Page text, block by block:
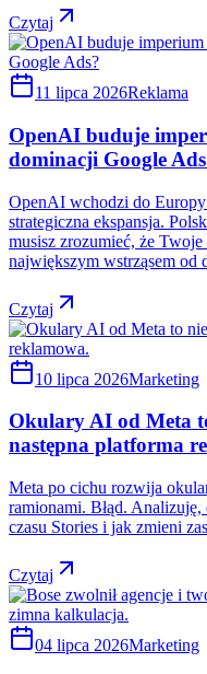
Czytaj
11 lipca 2026Reklama
OpenAI buduje
dominacji Google
OpenAI wchodzi do
strategiczna ekspansja.
musisz zrozumieć, że
największym wstrząsem od
Czytaj
10 lipca 2026Marketing
Okulary AI od Meta
następna platforma
Meta po cichu rozwija
ramionami. Błąd.
czasu Stories i jak zmieni
Czytaj
04 lipca 2026Marketing